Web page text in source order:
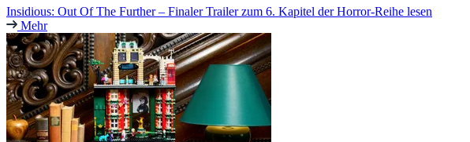
Insidious: Out Of The Further – Finaler Trailer zum 6. Kapitel der Horror-Reihe lesen
Mehr